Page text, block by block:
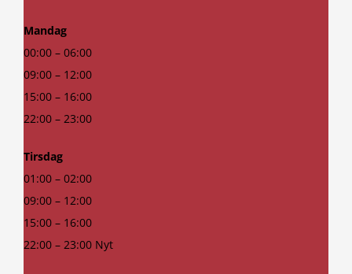
Mandag
00:00 – 06:00
09:00 – 12:00
15:00 – 16:00
22:00 – 23:00
Tirsdag
01:00 – 02:00
09:00 – 12:00
15:00 – 16:00
22:00 – 23:00 Nyt